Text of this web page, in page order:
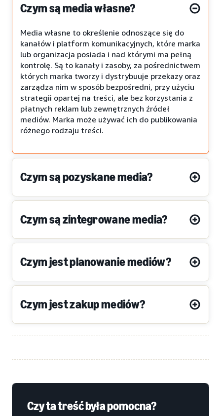
Czym są media własne?
Media własne to określenie odnoszące się do
kanałów i platform komunikacyjnych, które marka
lub organizacja posiada i nad którymi ma pełną
kontrolę. Są to kanały i zasoby, za pośrednictwem
których marka tworzy i dystrybuuje przekazy oraz
zarządza nim w sposób bezpośredni, przy użyciu
strategii opartej na treści, ale bez korzystania z
płatnych reklam lub zewnętrznych źródeł
mediów. Marka może używać ich do publikowania
różnego rodzaju treści.
Czym są pozyskane media?
Czym są zintegrowane media?
Czym jest planowanie mediów?
Czym jest zakup mediów?
Czy ta treść była pomocna?